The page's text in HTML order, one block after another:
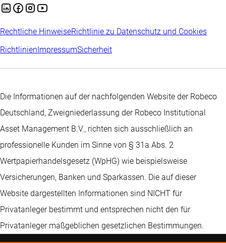
Rechtliche HinweiseRichtlinie zu Datenschutz und Cookies
Richtlinien ImpressumSicherheit
Die Informationen auf der nachfolgenden Website der Robeco
Deutschland, Zweigniederlassung der Robeco Institutional
Asset Management B.V., richten sich ausschließlich an
professionelle Kunden im Sinne von § 31a Abs. 2
Wertpapierhandelsgesetz (WpHG) wie beispielsweise
Versicherungen, Banken und Sparkassen. Die auf dieser
Website dargestellten Informationen sind NICHT für
Privatanleger bestimmt und entsprechen nicht den für
Privatanleger maßgeblichen gesetzlichen Bestimmungen.